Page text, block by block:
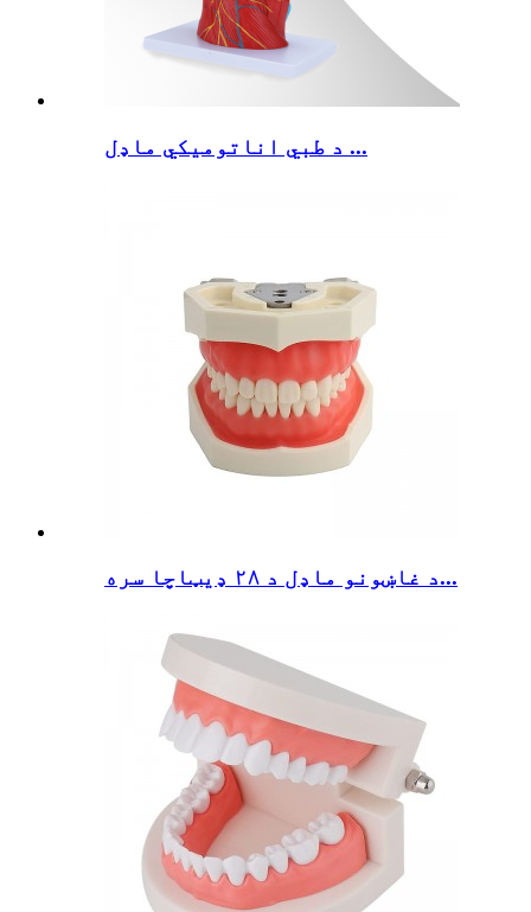
د طبي اناتوميکي ماډل ...
د غاښونو ماډل د ۲۸ ډیټاچا سره...